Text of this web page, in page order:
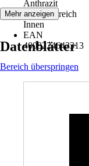
Anthrazit
Einsatzbereich
Innen
EAN
4008224643313
Mehr anzeigen
Datenblätter
Bereich überspringen